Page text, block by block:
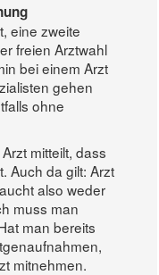
eine zweite
freien Arztwahl
bei einem Arzt
gehen
ohne
mitteilt, dass
Auch da gilt: Arzt
also weder
muss man
man bereits
mitnehmen.